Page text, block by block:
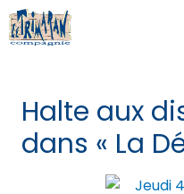
Halte aux
dans « La